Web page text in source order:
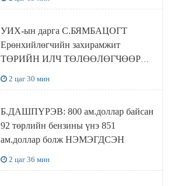
УИХ-ын дарга С.БЯМБАЦОГТ
Ерөнхийлөгчийн захирамжит
ТӨРИЙН ИЛЧ ТӨЛӨӨЛӨГЧӨӨР
2 цаг 30 мин
Б.ДАШПҮРЭВ: 800 ам.доллар байсан
92 төрлийн бензины үнэ 851
ам.доллар болж НЭМЭГДСЭН
2 цаг 36 мин